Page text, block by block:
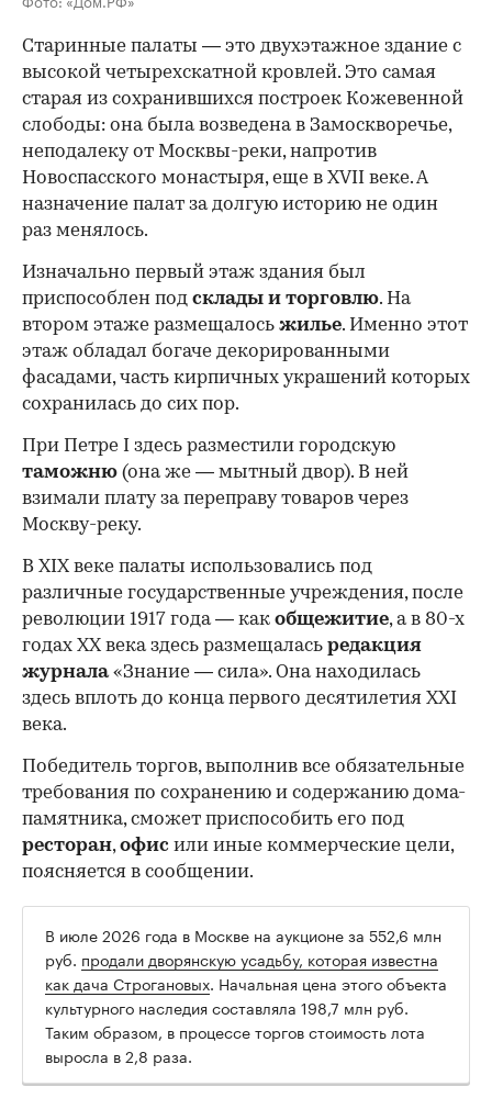
Старинные палаты — это двухэтажное здание с
высокой четырехскатной кровлей. Это самая
старая из сохранившихся построек Кожевенной
слободы: она была возведена в Замоскворечье,
неподалеку от Москвы-реки, напротив
Новоспасского монастыря, еще в XVII веке. А
назначение палат за долгую историю не один
раз менялось.
Изначально первый этаж здания был
приспособлен под склады и торговлю. На
втором этаже размещалось жилье. Именно этот
этаж обладал богаче декорированными
фасадами, часть кирпичных украшений которых
сохранилась до сих пор.
При Петре I здесь разместили городскую
таможню (она же — мытный двор). В ней
взимали плату за переправу товаров через
Москву-реку.
В XIX веке палаты использовались под
различные государственные учреждения, после
революции 1917 года — как общежитие, а в 80-х
годах XX века здесь размещалась редакция
журнала«Знание — сила». Она находилась
здесь вплоть до конца первого десятилетия XXI
века.
Победитель торгов, выполнив все обязательные
требования по сохранению и содержанию дома-
памятника, сможет приспособить его под
ресторан,офис или иные коммерческие цели,
поясняется в сообщении.
В июле 2026 года в Москве на аукционе за 552,6 млн
руб. продали дворянскую усадьбу, которая известна
как дача Строгановых. Начальная цена этого объекта
культурного наследия составляла 198,7 млн руб.
Таким образом, в процессе торгов стоимость лота
выросла в 2,8 раза.